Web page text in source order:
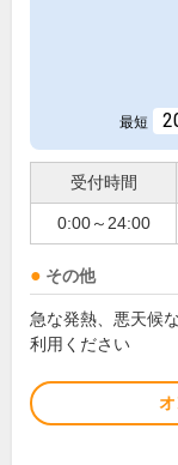
最短
受付時間
0:00～24:00
その他
急な発熱、悪天候
利用ください